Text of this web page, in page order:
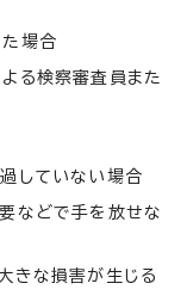
場合
る検察審査員また
していない場合
などで手を放せな
きな損害が生じる